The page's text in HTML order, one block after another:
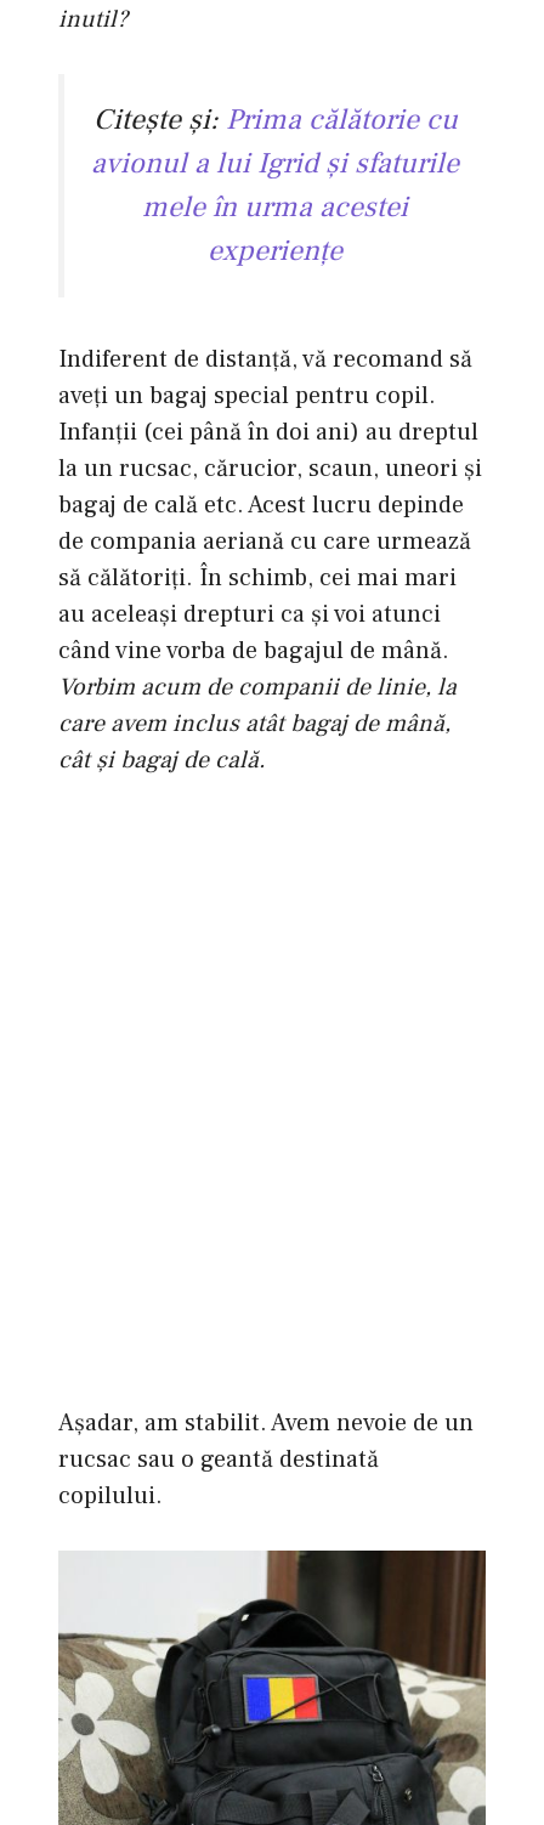
inutil?
Citeşte şi: Prima călătorie cu
avionul a lui Igrid şi sfaturile
mele în urma acestei
experienţe
Indiferent de distanţă, vă recomand să
aveţi un bagaj special pentru copil.
Infanţii (cei până în doi ani) au dreptul
la un rucsac, cărucior, scaun, uneori şi
bagaj de cală etc. Acest lucru depinde
de compania aeriană cu care urmează
să călătoriţi. În schimb, cei mai mari
au aceleaşi drepturi ca şi voi atunci
când vine vorba de bagajul de mână.
Vorbim acum de companii de linie, la
care avem inclus atât bagaj de mână,
cât şi bagaj de cală.
Aşadar, am stabilit. Avem nevoie de un
rucsac sau o geantă destinată
copilului.